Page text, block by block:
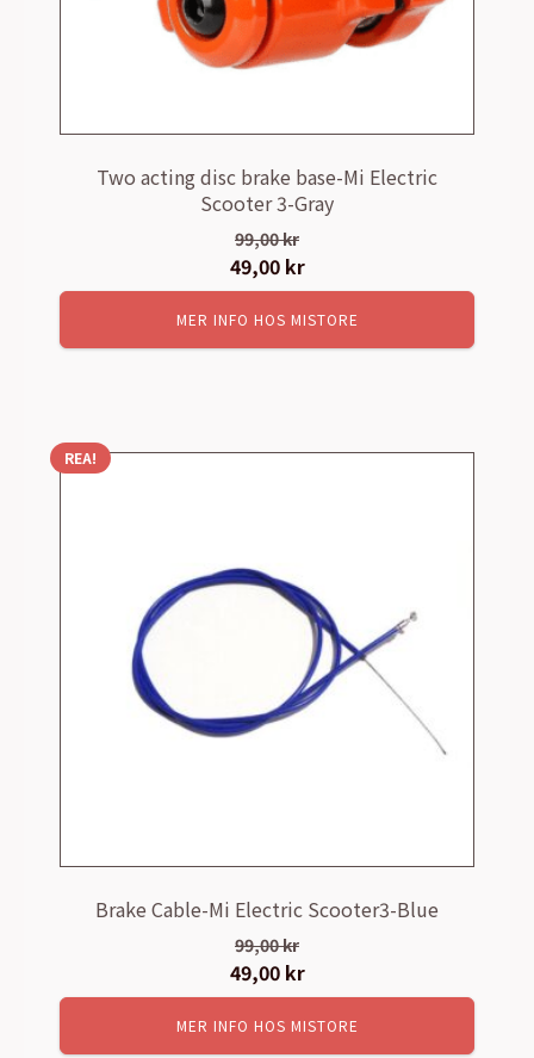
Two acting disc brake base-Mi Electric
Scooter 3-Gray
99,00kr
Det
ursprungliga
priset
var:
49,00 krDet
nuvarande
priset
är:
MER INFO HOS MISTORE
REA!
Brake Cable-Mi Electric Scooter3-Blue
99,00kr
Det
ursprungliga
priset
49,00 krDet
nuvarande
priset
MER INFO HOS MISTORE